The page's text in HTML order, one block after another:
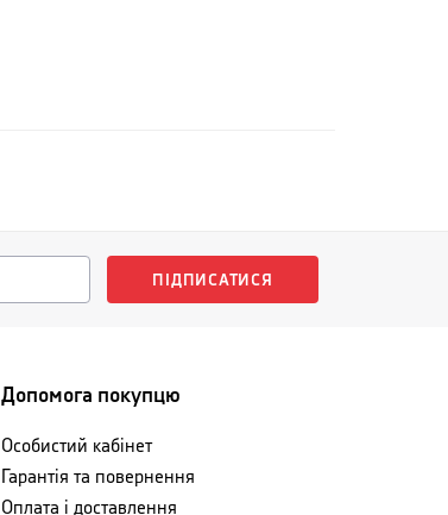
ПІДПИСАТИСЯ
Допомога покупцю
Особистий кабінет
Гарантія та повернення
Оплата і доставлення